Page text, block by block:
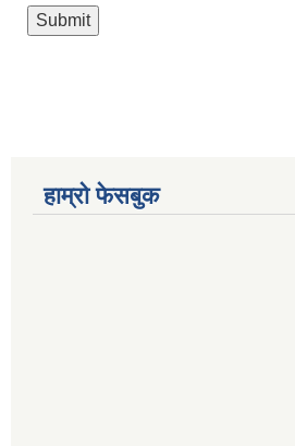
हाम्रो फेसबुक